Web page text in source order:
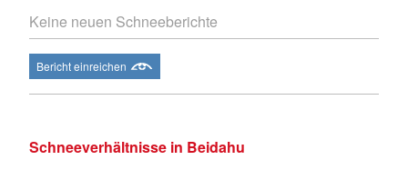
Keine neuen Schneeberichte
Bericht einreichen
Schneeverhältnisse in Beidahu